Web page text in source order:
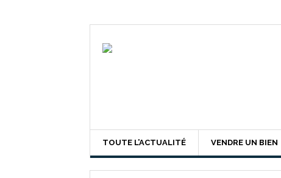
TOUTE L’ACTUALITÉ VENDRE UN BIEN